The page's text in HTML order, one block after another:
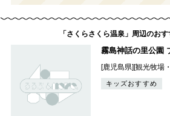
「さくらさくら温泉」周辺のお
霧島神話の里公園
[鹿児島県][観光牧場
キッズおすすめ